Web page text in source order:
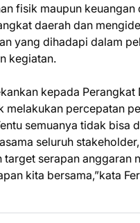
fisik maupun keuangan
daerah dan
yang dihadapi dalam
kegiatan.
kepada Perangkat
melakukan percepatan
semuanya tidak bisa
seluruh
target serapan anggaran
kita bersama,”kata